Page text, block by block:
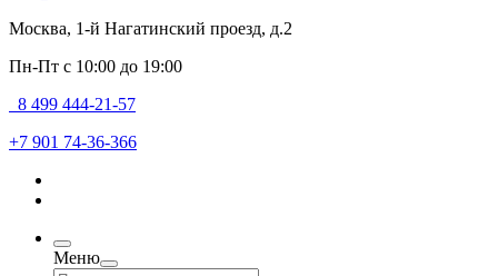
Москва, 1-й Нагатинский проезд, д.2
Пн-Пт с 10:00 до 19:00
8 499 444-21-57
+7 901 74-36-366
Меню